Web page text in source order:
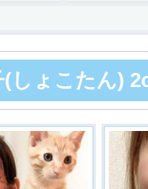
(しょこたん)